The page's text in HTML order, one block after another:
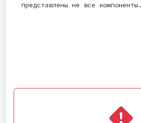
представлены не все компоненты.